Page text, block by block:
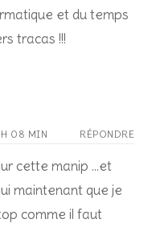
et du temps
tracas !!!
H 08 MIN RÉPONDRE
cette manip …et
maintenant que je
comme il faut